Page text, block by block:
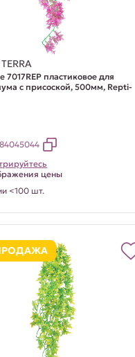
7017REP пластиковое для
с присоской, 500мм, Repti-
84045044
цены
<100 шт.